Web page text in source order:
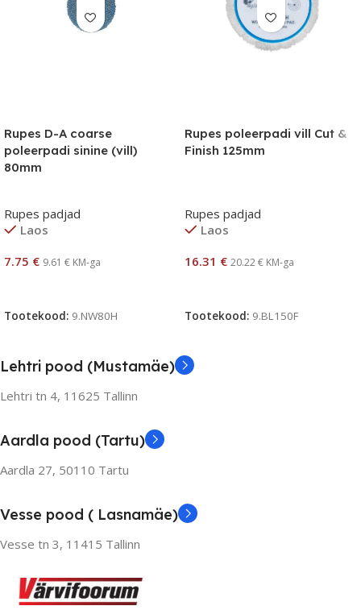
Rupes D-A coarse
poleerpadi sinine (vill)
80mm
Rupes padjad
Laos
7.75 € 9.61 € KM-ga
Tootekood: 9.NW80H
Rupes poleerpadi vill Cut &
Finish 125mm
Rupes padjad
Laos
16.31 € 20.22€ KM-ga
Tootekood: 9.BL150F
Lehtri pood (Mustamäe)
Lehtri tn 4, 11625 Tallinn
Aardla pood (Tartu)
Aardla 27, 50110 Tartu
Vesse pood ( Lasnamäe)
Vesse tn 3, 11415 Tallinn